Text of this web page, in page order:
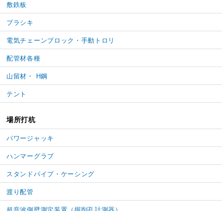
敷鉄板
プラシキ
電気チェーンブロック・手動トロリ
配管材各種
山留材・ H鋼
テント
場所打杭
パワージャッキ
ハンマーグラブ
スタンドパイプ・ケーシング
渡り配管